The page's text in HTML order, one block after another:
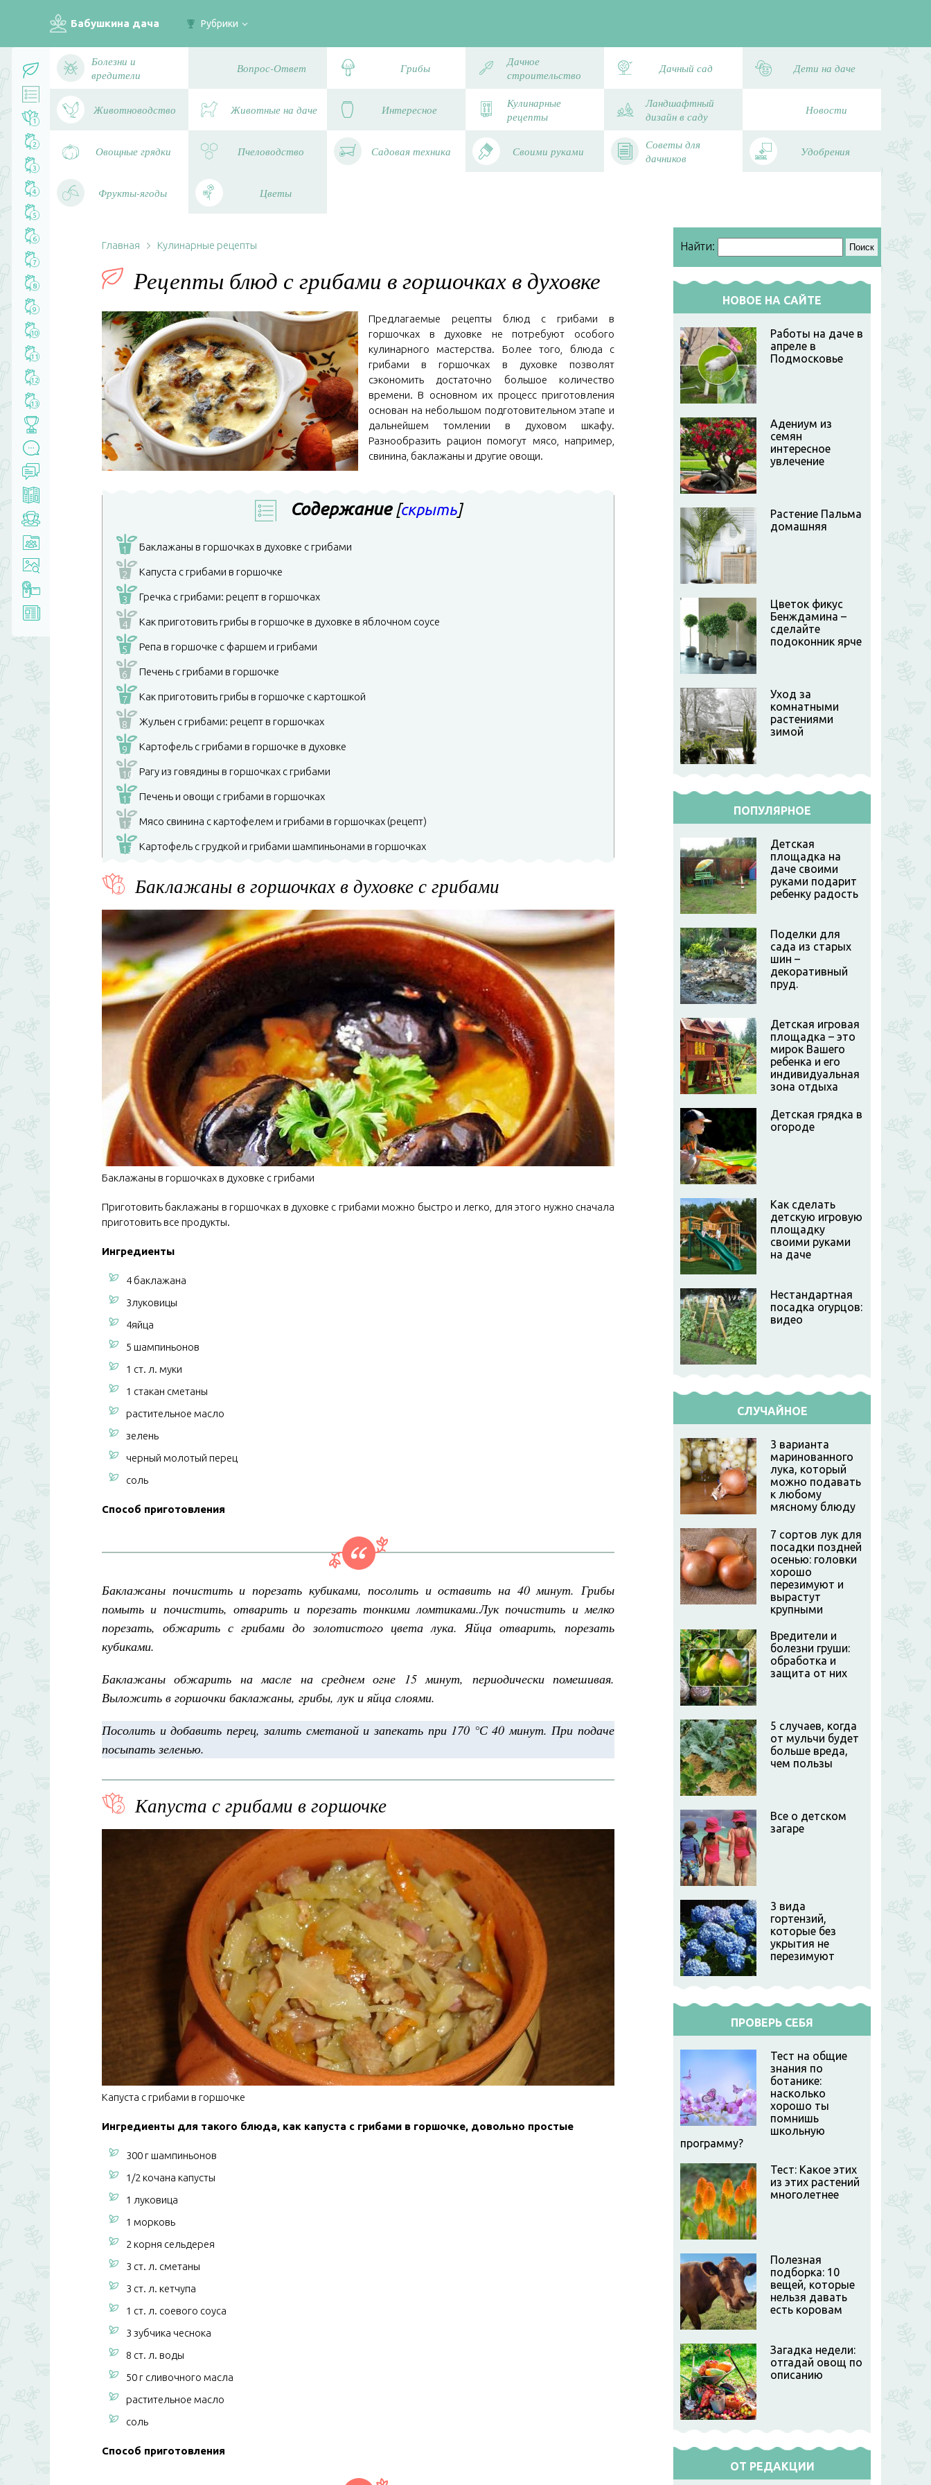
Бабушкина дача Рубрики
1
2
3
4
5
6
7
8
9
10
11
12
13
Болезни и
вредители
Вопрос-Ответ Грибы
Дачное
строительство
Дачный сад Дети на даче
Животноводство Животные на даче Интересное
Кулинарные
рецепты
Ландшафтный
дизайн в саду
Новости
Овощные грядки Пчеловодство Садовая техника Своими руками
Советы для
дачников
Удобрения
Фрукты-ягоды Цветы
Главная Кулинарные рецепты
Рецепты блюд с грибами в горшочках в духовке
Предлагаемые рецепты блюд с грибами в
горшочках в духовке не потребуют особого
кулинарного мастерства. Более того, блюда с
грибами в горшочках в духовке позволят
сэкономить достаточно большое количество
времени. В основном их процесс приготовления
основан на небольшом подготовительном этапе и
дальнейшем томлении в духовом шкафу.
Разнообразить рацион помогут мясо, например,
свинина, баклажаны и другие овощи.
Содержание [скрыть]
1 Баклажаны в горшочках в духовке с грибами
2 Капуста с грибами в горшочке
3 Гречка с грибами: рецепт в горшочках
4 Как приготовить грибы в горшочке в духовке в яблочном соусе
5 Репа в горшочке с фаршем и грибами
6 Печень с грибами в горшочке
7 Как приготовить грибы в горшочке с картошкой
8 Жульен с грибами: рецепт в горшочках
9 Картофель с грибами в горшочке в духовке
10 Рагу из говядины в горшочках с грибами
11 Печень и овощи с грибами в горшочках
12 Мясо свинина с картофелем и грибами в горшочках (рецепт)
13 Картофель с грудкой и грибами шампиньонами в горшочках
Баклажаны в горшочках в духовке с грибами
Баклажаны в горшочках в духовке с грибами
Приготовить баклажаны в горшочках в духовке с грибами можно быстро и легко, для этого нужно сначала
приготовить все продукты.
Ингредиенты
4 баклажана
3луковицы
4яйца
5 шампиньонов
1 ст. л. муки
1 стакан сметаны
растительное масло
зелень
черный молотый перец
соль
Способ приготовления
Баклажаны почистить и порезать кубиками, посолить и оставить на 40 минут. Грибы
помыть и почистить, отварить и порезать тонкими ломтиками.Лук почистить и мелко
порезать, обжарить с грибами до золотистого цвета лука. Яйца отварить, порезать
кубиками.
Баклажаны обжарить на масле на среднем огне 15 минут, периодически помешивая.
Выложить в горшочки баклажаны, грибы, лук и яйца слоями.
Посолить и добавить перец, залить сметаной и запекать при 170 °С 40 минут. При подаче
посыпать зеленью.
Капуста с грибами в горшочке
Капуста с грибами в горшочке
Ингредиенты для такого блюда, как капуста с грибами в горшочке, довольно простые
300 г шампиньонов
1/2 кочана капусты
1 луковица
1 морковь
2 корня сельдерея
3 ст. л. сметаны
3 ст. л. кетчупа
1 ст. л. соевого соуса
3 зубчика чеснока
8 ст. л. воды
50 г сливочного масла
растительное масло
соль
Способ приготовления
Найти:
НОВОЕ НА САЙТЕ
Работы на даче в
апреле в
Подмосковье
Адениум из
семян
интересное
увлечение
Растение Пальма
домашняя
Цветок фикус
Бенждамина –
сделайте
подоконник ярче
Уход за
комнатными
растениями
зимой
ПОПУЛЯРНОЕ
Детская
площадка на
даче своими
руками подарит
ребенку радость
Поделки для
сада из старых
шин –
декоративный
пруд.
Детская игровая
площадка – это
мирок Вашего
ребенка и его
индивидуальная
зона отдыха
Детская грядка в
огороде
Как сделать
детскую игровую
площадку
своими руками
на даче
Нестандартная
посадка огурцов:
видео
СЛУЧАЙНОЕ
3 варианта
маринованного
лука, который
можно подавать
к любому
мясному блюду
7 сортов лук для
посадки поздней
осенью: головки
хорошо
перезимуют и
вырастут
крупными
Вредители и
болезни груши:
обработка и
защита от них
5 случаев, когда
от мульчи будет
больше вреда,
чем пользы
Все о детском
загаре
3 вида
гортензий,
которые без
укрытия не
перезимуют
ПРОВЕРЬ СЕБЯ
Тест на общие
знания по
ботанике:
насколько
хорошо ты
помнишь
школьную
программу?
Тест: Какое этих
из этих растений
многолетнее
Полезная
подборка: 10
вещей, которые
нельзя давать
есть коровам
Загадка недели:
отгадай овощ по
описанию
ОТ РЕДАКЦИИ